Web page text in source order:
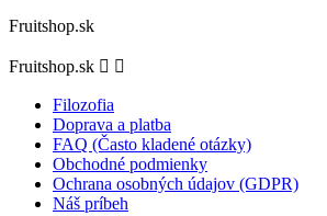
Fruitshop.sk
Fruitshop.sk  
Filozofia
Doprava a platba
FAQ (Často kladené otázky)
Obchodné podmienky
Ochrana osobných údajov (GDPR)
Náš príbeh